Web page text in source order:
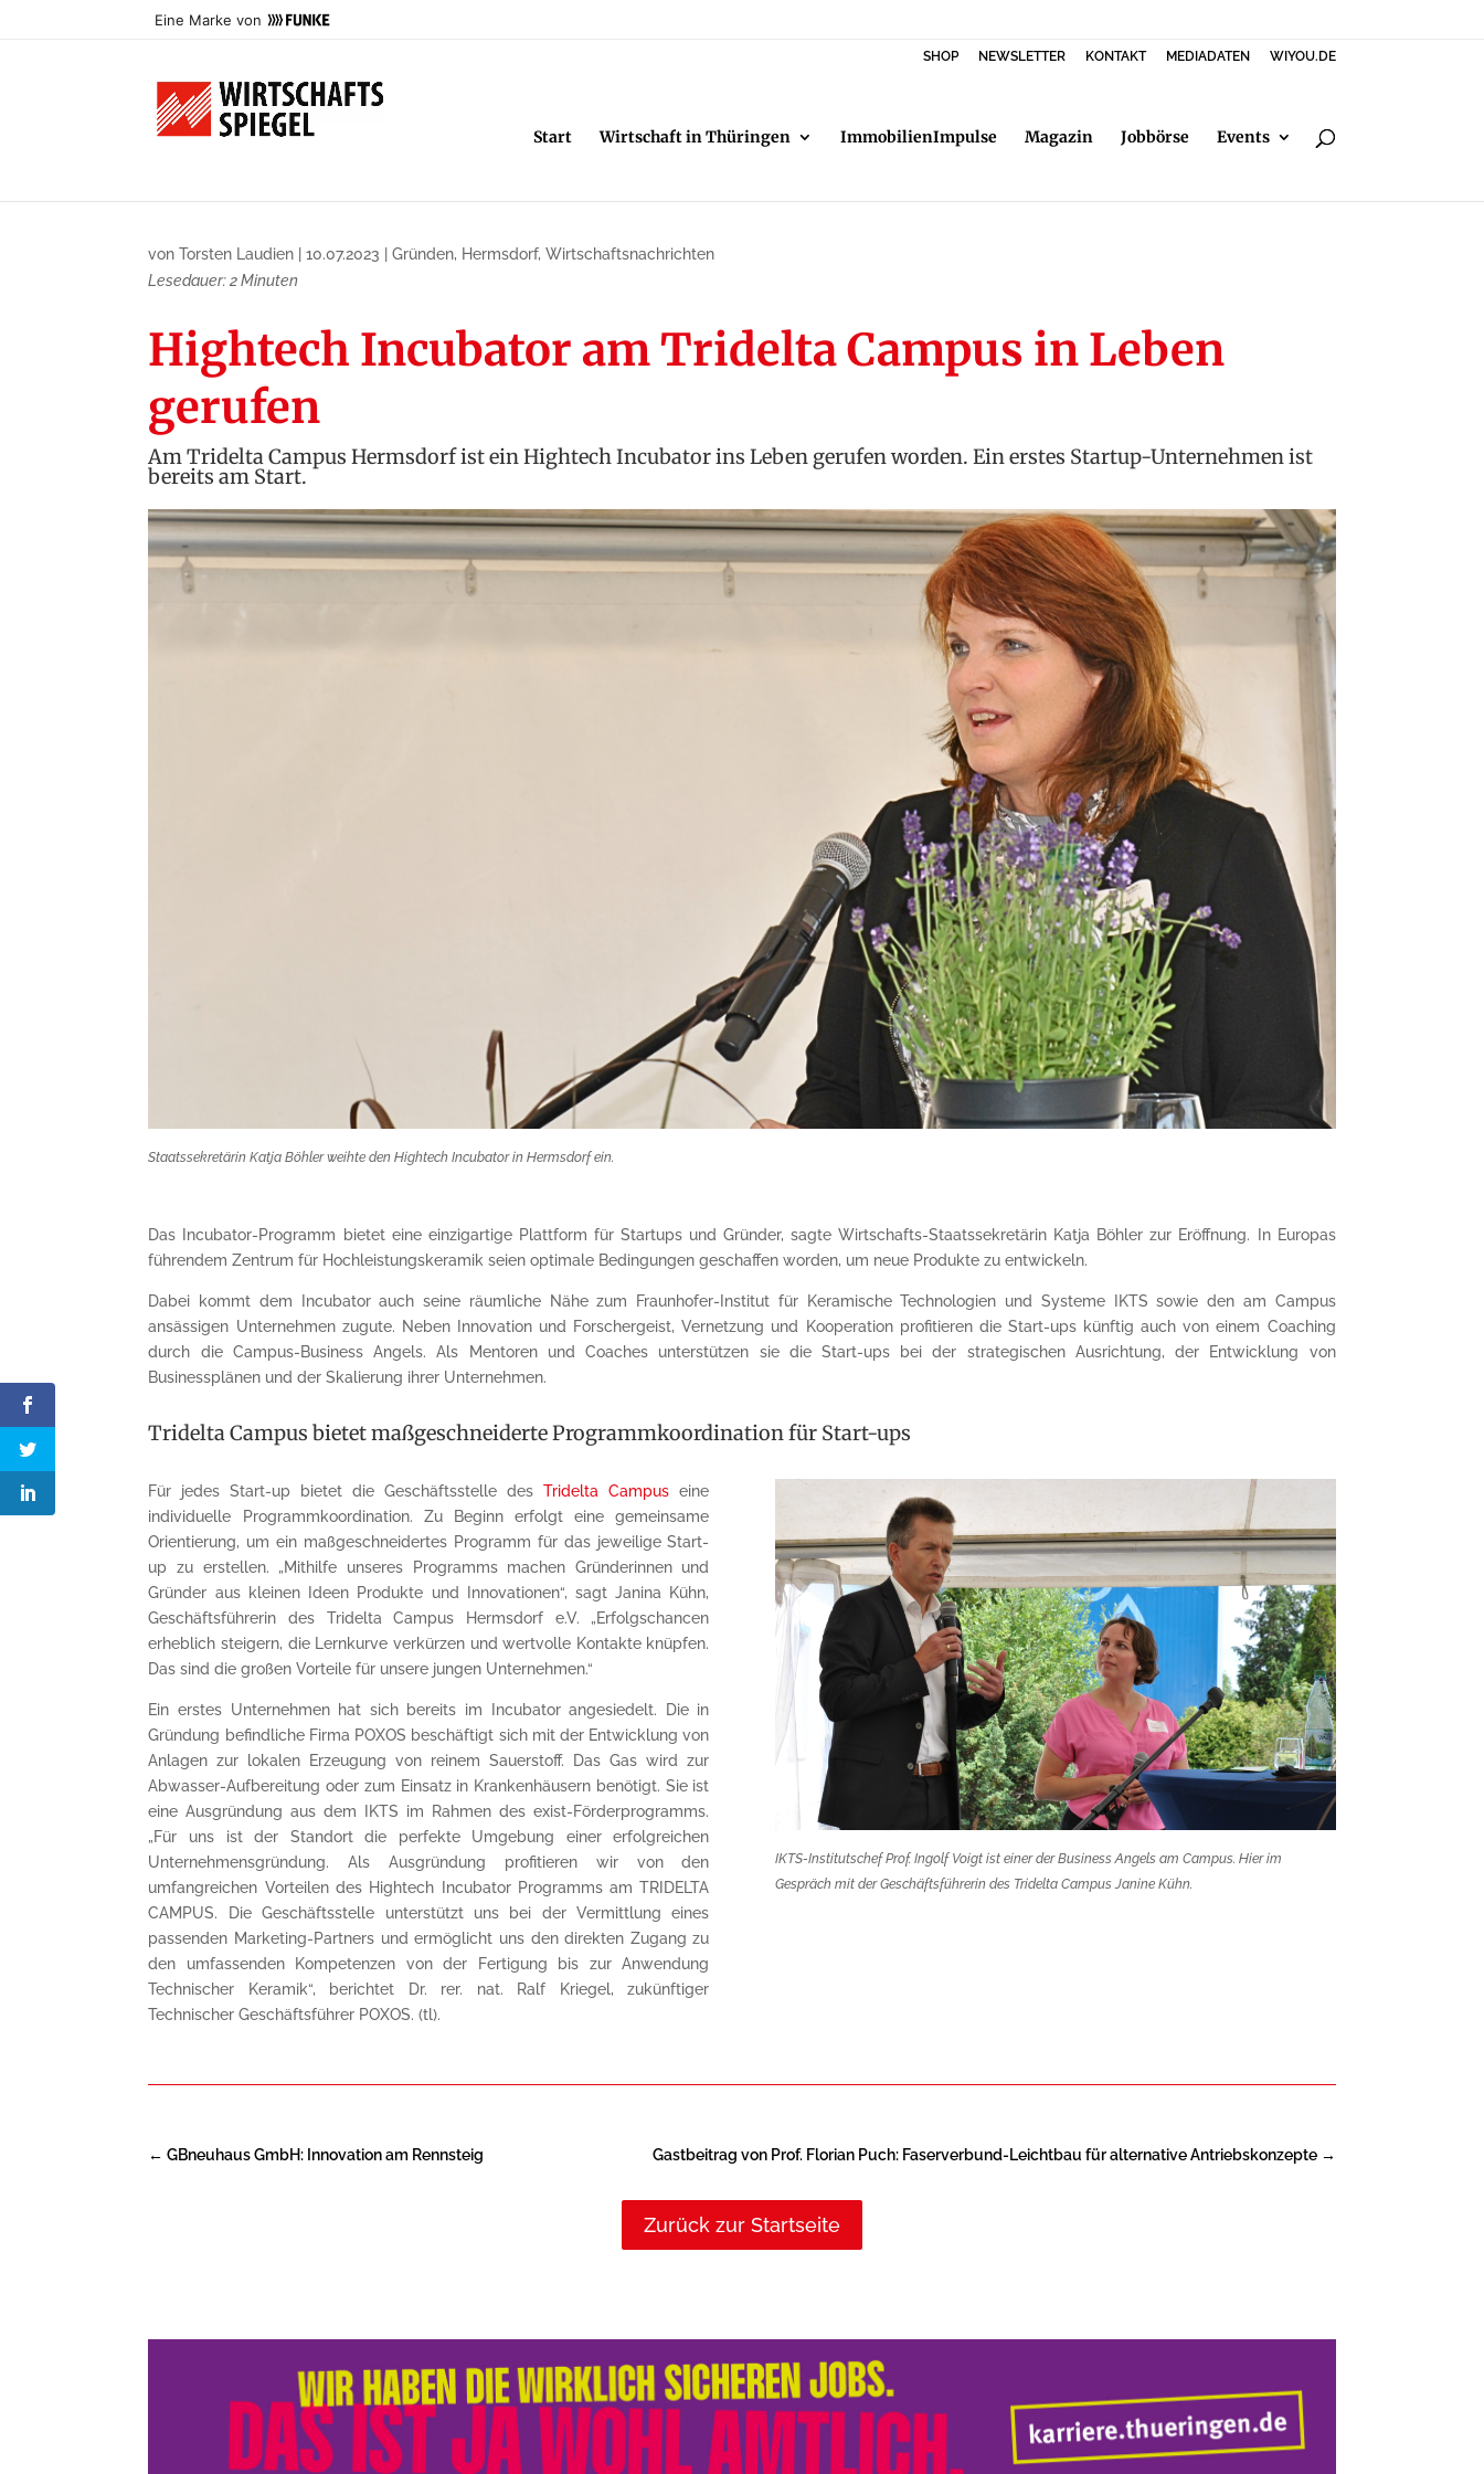
Eine Marke von
SHOP NEWSLETTER KONTAKT MEDIADATEN WIYOU.DE
Start Wirtschaft in Thüringen ImmobilienImpulse Magazin Jobbörse Events
vonTorsten Laudien |10.07.2023 |Gründen, Hermsdorf,Wirtschaftsnachrichten
Lesedauer: 2 Minuten
Hightech Incubator am Tridelta Campus in Leben
gerufen
Am Tridelta Campus Hermsdorf ist ein Hightech Incubator ins Leben gerufen worden. Ein erstes Startup-Unternehmen ist
bereits am Start.
Staatssekretärin Katja Böhler weihte den Hightech Incubator in Hermsdorf ein.
Das Incubator-Programm bietet eine einzigartige Plattform für Startups und Gründer, sagte Wirtschafts-Staatssekretärin Katja Böhler zur Eröffnung. In Europas
führendem Zentrum für Hochleistungskeramik seien optimale Bedingungen geschaffen worden, um neue Produkte zu entwickeln.
Dabei kommt dem Incubator auch seine räumliche Nähe zum Fraunhofer-Institut für Keramische Technologien und Systeme IKTS sowie den am Campus
ansässigen Unternehmen zugute. Neben Innovation und Forschergeist, Vernetzung und Kooperation profitieren die Start-ups künftig auch von einem Coaching
durch die Campus-Business Angels. Als Mentoren und Coaches unterstützen sie die Start-ups bei der strategischen Ausrichtung, der Entwicklung von
Businessplänen und der Skalierung ihrer Unternehmen.
Tridelta Campus bietet maßgeschneiderte Programmkoordination für Start-ups
Für jedes Start-up bietet die Geschäftsstelle desTridelta Campus eine
individuelle Programmkoordination. Zu Beginn erfolgt eine gemeinsame
Orientierung, um ein maßgeschneidertes Programm für das jeweilige Start-
up zu erstellen. „Mithilfe unseres Programms machen Gründerinnen und
Gründer aus kleinen Ideen Produkte und Innovationen“, sagt Janina Kühn,
Geschäftsführerin des Tridelta Campus Hermsdorf e.V. „Erfolgschancen
erheblich steigern, die Lernkurve verkürzen und wertvolle Kontakte knüpfen.
Das sind die großen Vorteile für unsere jungen Unternehmen.“
Ein erstes Unternehmen hat sich bereits im Incubator angesiedelt. Die in
Gründung befindliche Firma POXOS beschäftigt sich mit der Entwicklung von
Anlagen zur lokalen Erzeugung von reinem Sauerstoff. Das Gas wird zur
Abwasser-Aufbereitung oder zum Einsatz in Krankenhäusern benötigt. Sie ist
eine Ausgründung aus dem IKTS im Rahmen des exist-Förderprogramms.
„Für uns ist der Standort die perfekte Umgebung einer erfolgreichen
Unternehmensgründung. Als Ausgründung profitieren wir von den
umfangreichen Vorteilen des Hightech Incubator Programms am TRIDELTA
CAMPUS. Die Geschäftsstelle unterstützt uns bei der Vermittlung eines
passenden Marketing-Partners und ermöglicht uns den direkten Zugang zu
den umfassenden Kompetenzen von der Fertigung bis zur Anwendung
Technischer Keramik“, berichtet Dr. rer. nat. Ralf Kriegel, zukünftiger
Technischer Geschäftsführer POXOS. (tl).
IKTS-Institutschef Prof. Ingolf Voigt ist einer der Business Angels am Campus. Hier im
Gespräch mit der Geschäftsführerin des Tridelta Campus Janine Kühn.
←GBneuhaus GmbH: Innovation am Rennsteig Gastbeitrag von Prof. Florian Puch: Faserverbund-Leichtbau für alternative Antriebskonzepte→
Zurück zur Startseite